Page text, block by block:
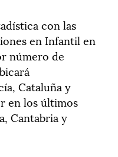
con las
en Infantil en
número de
Cataluña y
en los últimos
Cantabria y